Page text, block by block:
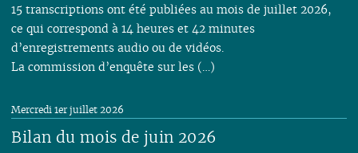
15 transcriptions ont été publiées au mois de juillet 2026,
ce qui correspond à 14 heures et 42 minutes
d’enregistrements audio ou de vidéos.
La commission d’enquête sur les (…)
Bilan du mois de juin 2026
Mercredi 1er juillet 2026